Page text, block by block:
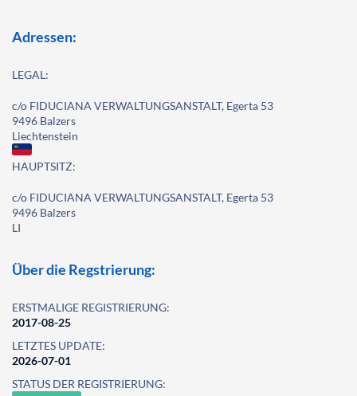
Adressen:
LEGAL:
c/o FIDUCIANA VERWALTUNGSANSTALT, Egerta 53
9496 Balzers
Liechtenstein
HAUPTSITZ:
c/o FIDUCIANA VERWALTUNGSANSTALT, Egerta 53
9496 Balzers
LI
Über die Regstrierung:
ERSTMALIGE REGISTRIERUNG:
2017-08-25
LETZTES UPDATE:
2026-07-01
STATUS DER REGISTRIERUNG: